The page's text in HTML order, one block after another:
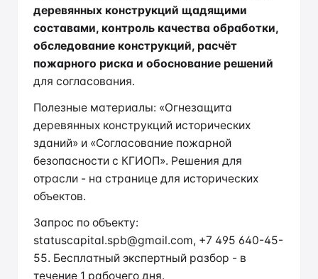
деревянных конструкций щадящими
составами, контроль качества обработки,
обследование конструкций, расчёт
пожарного риска и обоснование решений
для согласования.
Полезные материалы: «Огнезащита
деревянных конструкций исторических
зданий» и «Согласование пожарной
безопасности с КГИОП». Решения для
отрасли - на странице для исторических
объектов.
Запрос по объекту:
statuscapital.spb@gmail.com, +7 495 640-45-
55. Бесплатный экспертный разбор - в
течение 1 рабочего дня.